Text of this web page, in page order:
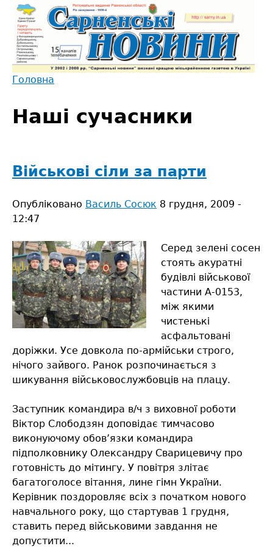
Jump
navigation
є
Головна
to
top
Наші сучасники
Військові сіли за парти
Опубліковано Василь Сосюк 8 грудня, 2009 -
12:47
Серед зелені сосен
стоять акуратні
будівлі військової
частини А-0153,
між якими
чистенькі
асфальтовані
доріжки. Усе довкола по-армійськи строго,
нічого зайвого. Ранок розпочинається з
шикування військовослужбовців на плацу.
Заступник командира в/ч з виховної роботи
Віктор Слободзян доповідає тимчасово
виконуючому обов’язки командира
підполковнику Олександру Сварицевичу про
готовність до мітингу. У повітря злітає
багатоголосе вітання, лине гімн України.
Керівник поздоровляє всіх з початком нового
навчального року, що стартував 1 грудня,
ставить перед військовими завдання не
допустити...